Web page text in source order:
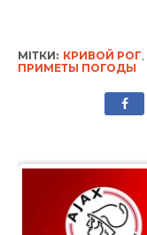
МІТКИ: КРИВОЙ РОГ
ПРИМЕТЫ ПОГОДЫ